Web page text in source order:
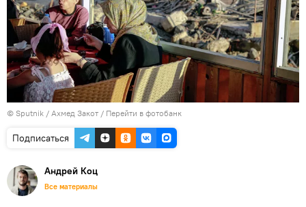
© Sputnik / Ахмед Закот / Перейти в фотобанк
Подписаться
Андрей Коц
Все материалы